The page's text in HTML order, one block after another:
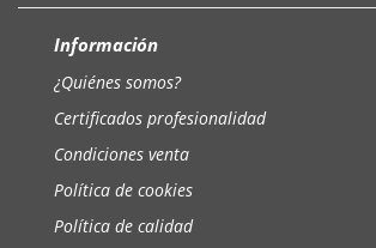
Información
¿Quiénes somos?
Certificados profesionalidad
Condiciones venta
Política de cookies
Política de calidad